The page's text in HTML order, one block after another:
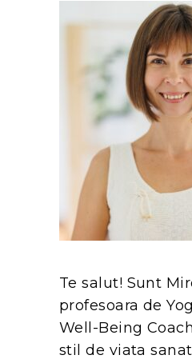
Te salut! Sunt
profesoara de
Well-Being
stil de viata